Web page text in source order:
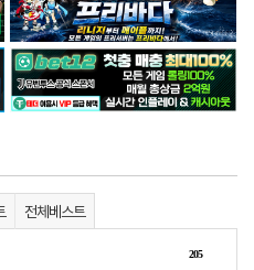
전체베스트
205